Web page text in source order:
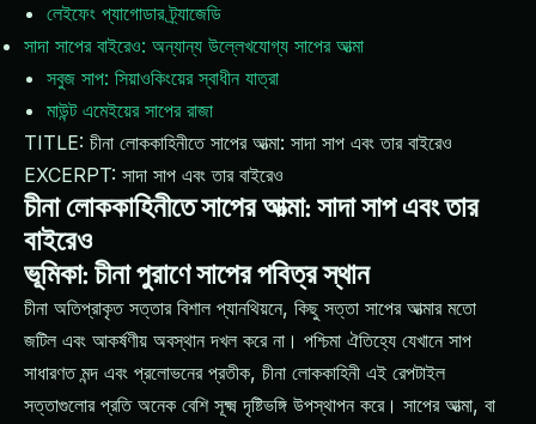
লেইফেং প্যাগোডার ট্র্যাজেডি
সাদা সাপের বাইরেও: অন্যান্য উল্লেখযোগ্য সাপের আত্মা
সবুজ সাপ: সিয়াওকিংয়ের স্বাধীন যাত্রা
মাউন্ট এমেইয়ের সাপের রাজা
TITLE: চীনা লোককাহিনীতে সাপের আত্মা: সাদা সাপ এবং তার বাইরেও
EXCERPT: সাদা সাপ এবং তার বাইরেও
চীনা লোককাহিনীতে সাপের আত্মা: সাদা সাপ এবং তার
বাইরেও
ভূমিকা: চীনা পুরাণে সাপের পবিত্র স্থান
চীনা অতিপ্রাকৃত সত্তার বিশাল প্যানথিয়নে, কিছু সত্তা সাপের আত্মার মতো
জটিল এবং আকর্ষণীয় অবস্থান দখল করে না। পশ্চিমা ঐতিহ্যে যেখানে সাপ
সাধারণত মন্দ এবং প্রলোভনের প্রতীক, চীনা লোককাহিনী এই রেপটাইল
সত্তাগুলোর প্রতি অনেক বেশি সূক্ষ্ম দৃষ্টিভঙ্গি উপস্থাপন করে। সাপের আত্মা, বা